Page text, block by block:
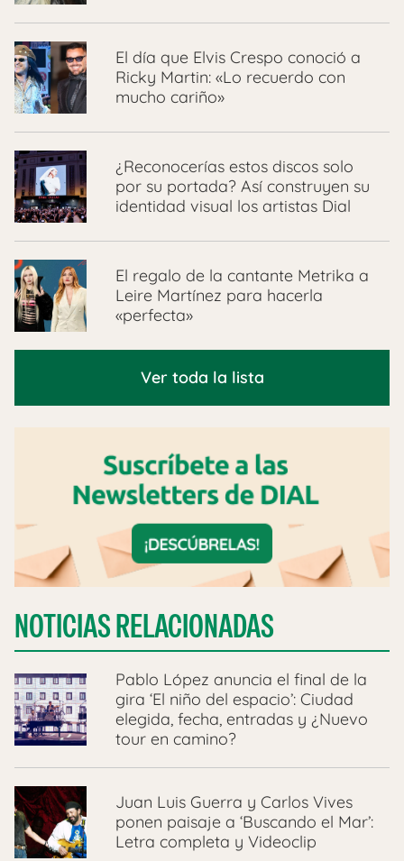
El día que Elvis Crespo conoció a
Ricky Martin: «Lo recuerdo con
mucho cariño»
¿Reconocerías estos discos solo
por su portada? Así construyen su
identidad visual los artistas Dial
El regalo de la cantante Metrika a
Leire Martínez para hacerla
«perfecta»
Ver toda la lista
NOTICIAS RELACIONADAS
Pablo López anuncia el final de la
gira ‘El niño del espacio’: Ciudad
elegida, fecha, entradas y ¿Nuevo
tour en camino?
Juan Luis Guerra y Carlos Vives
ponen paisaje a ‘Buscando el Mar’:
Letra completa y Videoclip